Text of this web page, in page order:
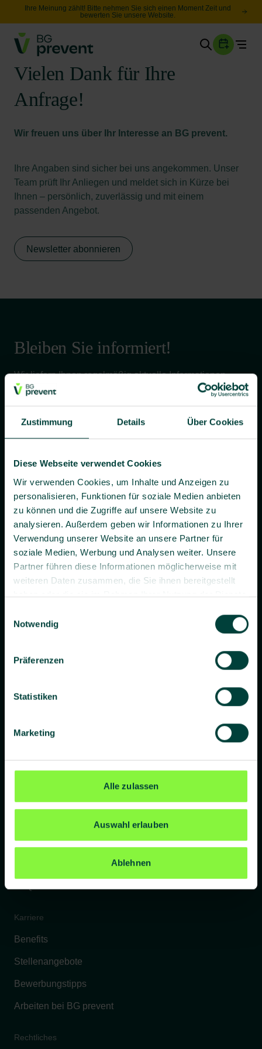
Zustimmung Details Über Cookies
Diese Webseite verwendet Cookies
Wir verwenden Cookies, um Inhalte und Anzeigen zu
personalisieren, Funktionen für soziale Medien anbieten
zu können und die Zugriffe auf unsere Website zu
analysieren. Außerdem geben wir Informationen zu Ihrer
Verwendung unserer Website an unsere Partner für
soziale Medien, Werbung und Analysen weiter. Unsere
Partner führen diese Informationen möglicherweise mit
weiteren Daten zusammen, die Sie ihnen bereitgestellt
haben oder die sie im Rahmen Ihrer Nutzung der Dienste
Notwendig
Präferenzen
Statistiken
Marketing
Alle zulassen
Auswahl erlauben
Ablehnen
Ihre Meinung zählt! Bitte nehmen Sie sich einen Moment Zeit und
bewerten Sie unsere Website.
Gesundheit
Sicherheit
Karriere
Suche
Leichte Sprache
Vielen Dank für Ihre
Anfrage!
Wir freuen uns über Ihr Interesse an BG prevent.
Ihre Angaben sind sicher bei uns angekommen. Unser
Team prüft Ihr Anliegen und meldet sich in Kürze bei
Ihnen – persönlich, zuverlässig und mit einem
passenden Angebot.
Newsletter abonnieren
Bleiben Sie informiert!
Wir liefern Ihnen regelmäßig aktuelle Informationen,
Fachwissen und praxisnahe Tipps rund um Sicherheit
und zuverlässig.
Ja, ich willige bis auf Widerruf ein, dass BG prevent mir
individuelle Angebote und Informationen per E-Mail
zusenden darf.
Es gilt unsere Datenschutzerklärung
Über uns
Presse
Referenzkunden
Karriere
Benefits
Stellenangebote
Bewerbungstipps
Arbeiten bei BG prevent
Rechtliches